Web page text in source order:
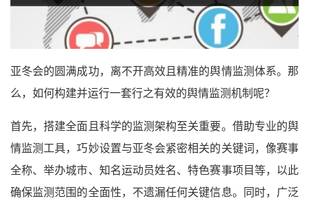
亚冬会的圆满成功，离不开高效且精准的舆情监测体系。那
么，如何构建并运行一套行之有效的舆情监测机制呢？
首先，搭建全面且科学的监测架构至关重要。借助专业的舆
情监测工具，巧妙设置与亚冬会紧密相关的关键词，像赛事
全称、举办城市、知名运动员姓名、特色赛事项目等，以此
确保监测范围的全面性，不遗漏任何关键信息。同时，广泛